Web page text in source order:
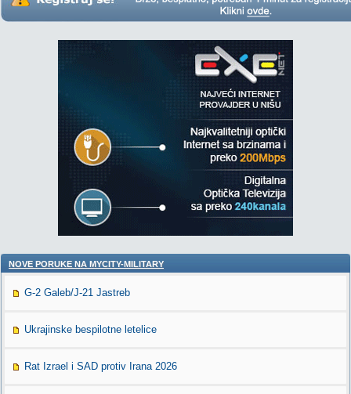
NOVE PORUKE NA MYCITY-MILITARY
G-2 Galeb/J-21 Jastreb
Ukrajinske bespilotne letelice
Rat Izrael i SAD protiv Irana 2026